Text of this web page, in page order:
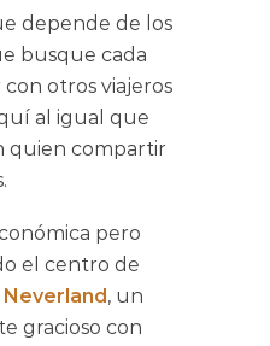
depende de los
busque cada
con otros viajeros
al igual que
quien compartir
pero
el centro de
Neverland, un
gracioso con